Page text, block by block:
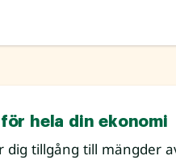
hela din ekonomi
dig tillgång till mängder